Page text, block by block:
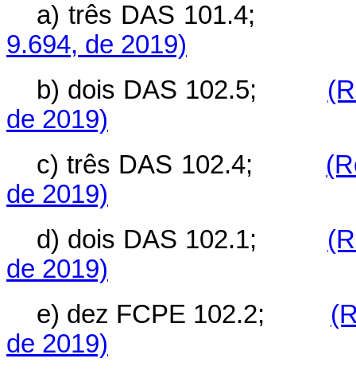
a) três DAS
9.694, de 2019)
b) dois DAS 102.5;
de 2019)
c) três DAS 102.4;
de 2019)
d) dois DAS 102.1;
de 2019)
e) dez FCPE 102.2;
de 2019)